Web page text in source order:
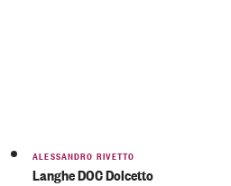
ALESSANDRO RIVETTO
Langhe DOC Dolcetto